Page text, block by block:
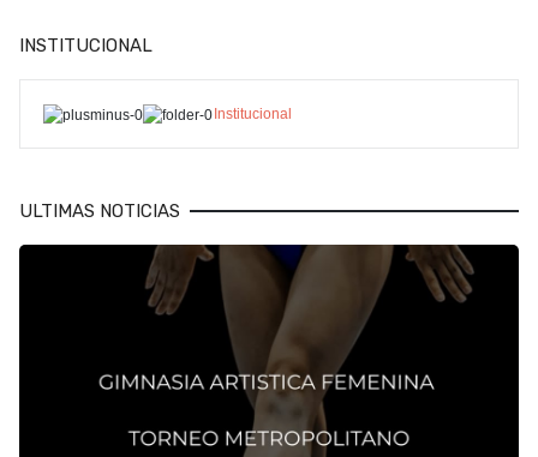
INSTITUCIONAL
Institucional
ULTIMAS NOTICIAS